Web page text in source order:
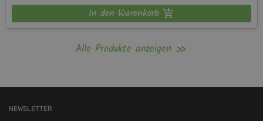
In den Warenkorb
Alle Produkte anzeigen
NEWSLETTER